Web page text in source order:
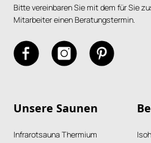
Bitte vereinbaren Sie mit dem für Sie
Mitarbeiter einen Beratungstermin.
Unsere Saunen
Infrarotsauna Thermium